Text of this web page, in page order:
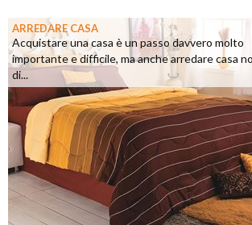
ARREDARE CASA
Acquistare una casa è un passo davvero molto
importante e difficile, ma anche arredare casa
di...